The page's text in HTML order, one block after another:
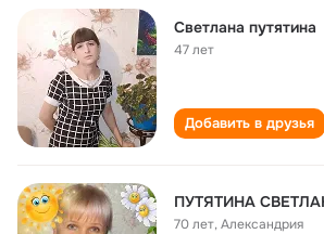
Светлана путятина
47 лет
Добавить в друзья
ПУТЯТИНА
70 лет,Александрия